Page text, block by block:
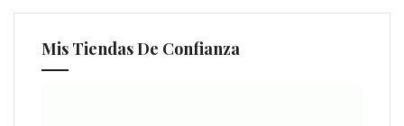
Mis Tiendas De Confianza